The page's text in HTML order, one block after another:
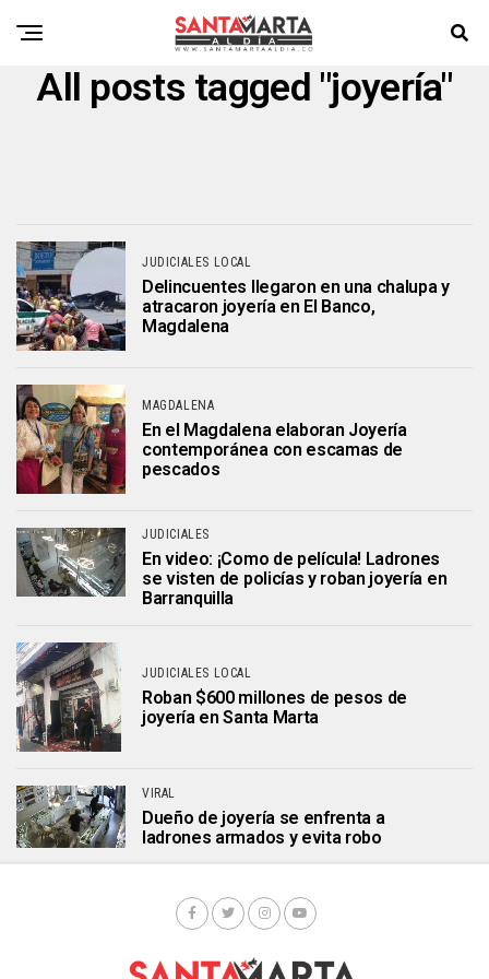
All posts tagged "joyería"
JUDICIALES LOCAL
Delincuentes llegaron en una chalupa y
atracaron joyería en El Banco,
Magdalena
MAGDALENA
En el Magdalena elaboran Joyería
contemporánea con escamas de
pescados
JUDICIALES
En video: ¡Como de película! Ladrones
se visten de policías y roban joyería en
Barranquilla
JUDICIALES LOCAL
Roban $600 millones de pesos de
joyería en Santa Marta
VIRAL
Dueño de joyería se enfrenta a
ladrones armados y evita robo